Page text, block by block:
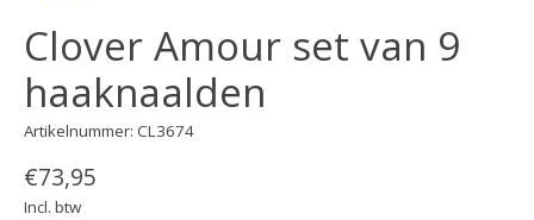
Clover Amour set van 9
haaknaalden
Artikelnummer: CL3674
€73,95
Incl. btw